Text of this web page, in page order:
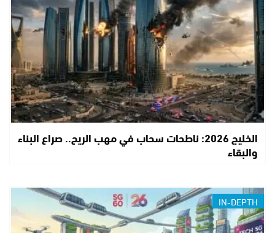
الخليج 2026: ناطحات سحاب في مهب الريح.. صراع البناء
والبقاء
IN-DEPTH